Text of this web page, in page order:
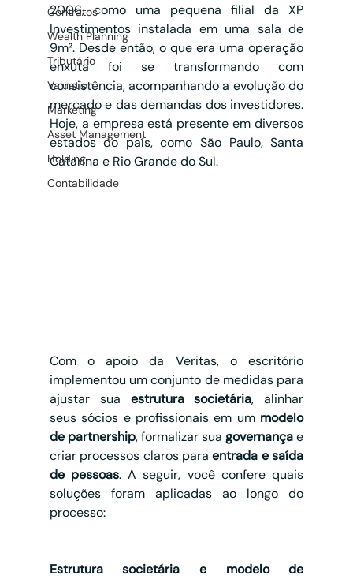
Contratos
Wealth Planning
Tributário
Valuation
Marketing
Asset Management
Holding
Contabilidade
2006, como uma pequena filial da XP
Investimentos instalada em uma sala de
9m². Desde então, o que era uma operação
enxuta foi se transformando com
consistência, acompanhando a evolução do
mercado e das demandas dos investidores.
Hoje, a empresa está presente em diversos
estados do país, como São Paulo, Santa
Catarina e Rio Grande do Sul.
Com o apoio da Veritas, o escritório
implementou um conjunto de medidas para
ajustar sua estrutura societária, alinhar
seus sócios e profissionais em um modelo
de partnership, formalizar sua governança e
criar processos claros para entrada e saída
de pessoas. A seguir, você confere quais
soluções foram aplicadas ao longo do
processo:
Estrutura societária e modelo de